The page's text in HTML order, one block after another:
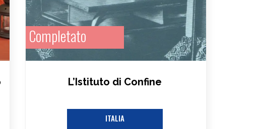
Completato
L’Istituto di Confine
ITALIA